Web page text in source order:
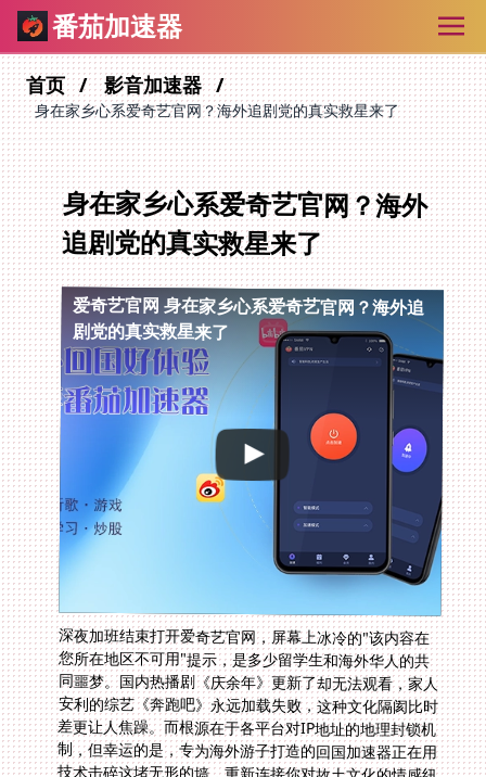
番茄加速器
首页 影音加速器
身在家乡心系爱奇艺官网？海外追剧党的真实救星来了
身在家乡心系爱奇艺官网？海外
追剧党的真实救星来了
爱奇艺官网 身在家乡心系爱奇艺官网？海外追
剧党的真实救星来了
深夜加班结束打开爱奇艺官网，屏幕上冰冷的"该内容在
您所在地区不可用"提示，是多少留学生和海外华人的共
同噩梦。国内热播剧《庆余年》更新了却无法观看，家人
安利的综艺《奔跑吧》永远加载失败，这种文化隔阂比时
差更让人焦躁。而根源在于各平台对IP地址的地理封锁机
制，但幸运的是，专为海外游子打造的回国加速器正在用
技术击碎这堵无形的墙，重新连接你对故土文化的情感纽